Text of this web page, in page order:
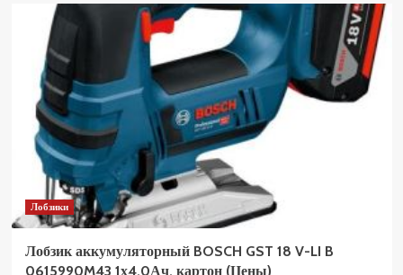
Лобзики
Лобзик аккумуляторный BOSCH GST 18 V-LI B
0615990M43 1х4,0Ач, картон (Цены)